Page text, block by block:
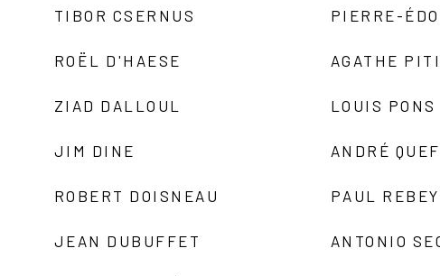
TIBOR CSERNUS
ROËL D'HAESE
ZIAD DALLOUL
JIM DINE
ROBERT DOISNEAU
JEAN DUBUFFET
PIERRE-
AGATHE
LOUIS PONS
ANDRÉ
PAUL
ANTONIO